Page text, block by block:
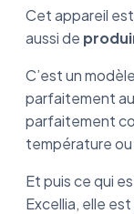
Cet appareil
aussi de
C’est un
parfaitement
parfaitement
température
Et puis ce qui
Excellia, elle